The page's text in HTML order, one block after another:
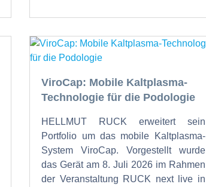
ViroCap: Mobile Kaltplasma-
Technologie für die Podologie
HELLMUT RUCK erweitert sein
Portfolio um das mobile Kaltplasma-
System ViroCap. Vorgestellt wurde
das Gerät am 8. Juli 2026 im Rahmen
der Veranstaltung RUCK next live in